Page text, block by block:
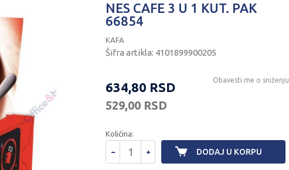
NES CAFE 3 U 1 KUT. PAK
66854
KAFA
Šifra artikla: 4101899900205
634,80 RSD
529,00 RSD
Obavesti me o sniženju
Količina:
DODAJ U KORPU